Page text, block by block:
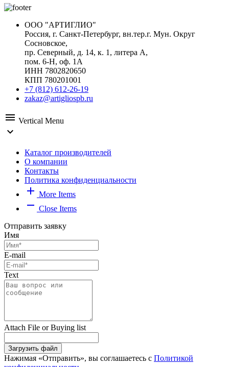
ООО "АРТИГЛИО"
Россия, г. Санкт-Петербург, вн.тер.г. Мун. Округ
Сосновское,
пр. Северный, д. 14, к. 1, литера А,
пом. 6-Н, оф. 1А
ИНН 7802820650
КПП 780201001
+7 (812) 612-26-19
zakaz@artigliospb.ru
menu Vertical Menu
expand_more
Каталог производителей
О компании
Контакты
Политика конфиденциальности
add More Items
remove Close Items
Отправить заявку
Имя
E-mail
Text
Attach File or Buying list
Загрузить файл
Нажимая «Отправить», вы соглашаетесь с Политикой